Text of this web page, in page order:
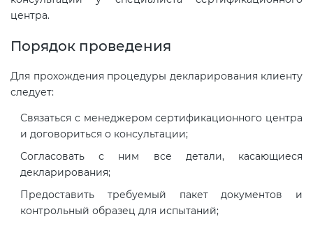
центра.
Порядок проведения
Для прохождения процедуры декларирования клиенту
следует:
Связаться с менеджером сертификационного центра
и договориться о консультации;
Согласовать с ним все детали, касающиеся
декларирования;
Предоставить требуемый пакет документов и
контрольный образец для испытаний;